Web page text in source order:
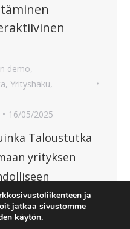
demo,
, Yrityshaku,
16/05/2025
Taloustutka
yrityksen
ja
jatkaa sivustomme
käytön.